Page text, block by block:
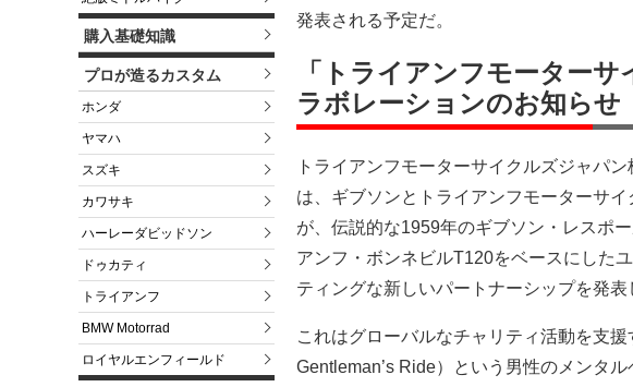
購入基礎知識
プロが造るカスタム
ホンダ
ヤマハ
スズキ
カワサキ
ハーレーダビッドソン
ドゥカティ
トライアンフ
BMW Motorrad
ロイヤルエンフィールド
発表される予定だ。
「トライアンフモーター
ラボレーションのお知らせ
トライアンフモーターサイクルズジャパ
は、ギブソンとトライアンフモーターサ
が、伝説的な1959年のギブソン・レスポ
アンフ・ボンネビルT120をベースにした
ティングな新しいパートナーシップを発表
これはグローバルなチャリティ活動を支
Gentleman’s Ride）という男性のメンタ